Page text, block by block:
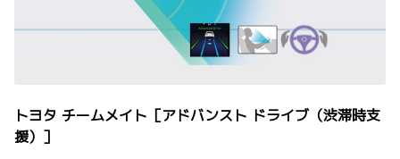
トヨタ チームメイト［アドバンスト ドライブ（渋滞時支
援）］